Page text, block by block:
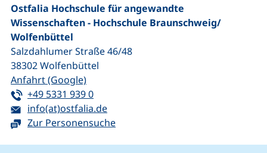
Ostfalia Hochschule für angewandte
Wissenschaften - Hochschule Braunschweig/​
Wolfenbüttel
Salzdahlumer Straße 46/48
38302Wolfenbüttel
Anfahrt (Google)(externer Link, öffnet neues Fenster)
Tel:
+49 5331 939 0(startet einen Telefonanruf, wenn Ihr
E-Mail:
info(at)ostfalia.de(öffnet Ihr E-Mail-Programm)
Zur Personensuche